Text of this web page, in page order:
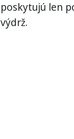
poskytujú len
výdrž.